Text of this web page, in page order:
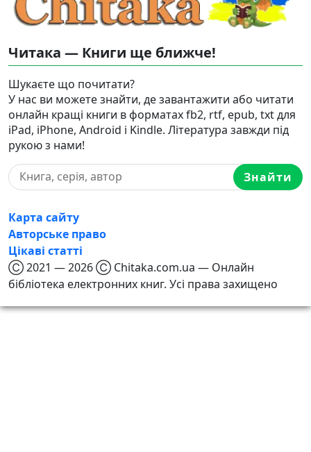
Читака — Книги ще ближче!
Шукаєте що почитати?
У нас ви можете знайти, де завантажити або читати
онлайн кращі книги в форматах fb2, rtf, epub, txt для
iPad, iPhone, Android і Kindle. Література завжди під
рукою з нами!
Знайти
Карта сайту
Авторське право
Цікаві статті
Ⓒ 2021 — 2026 Ⓒ Chitaka.com.ua — Онлайн
бібліотека електронних книг. Усі права захищено